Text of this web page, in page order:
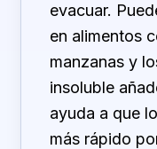
evacuar.
en alimentos
manzanas y
insoluble
ayuda a que
más rápido